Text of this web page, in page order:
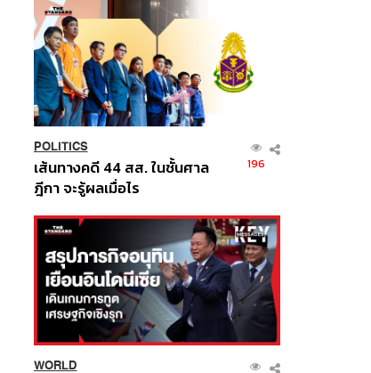
POLITICS
เส้นทางคดี 44 สส. ในชั้นศาล
ฎีกา จะรู้ผลเมื่อไร
196
WORLD